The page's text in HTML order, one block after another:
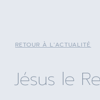
RETOUR À L'ACTUALITÉ
Jésus le